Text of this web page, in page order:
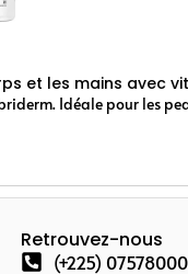
et les mains avec
Retrouvez-nous
(+225)
Bien-être